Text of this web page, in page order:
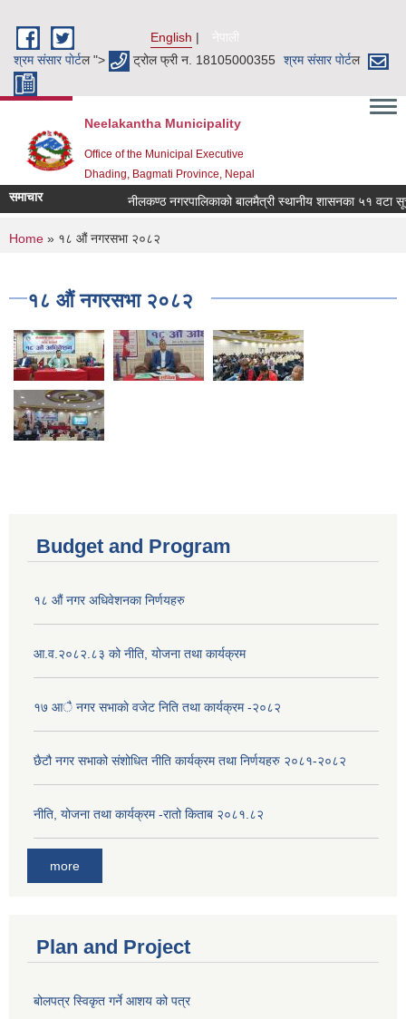
English
नेपाली
श्रम संसार पाेर्टल "> ट्रोल फ्री न. 18105000355 श्रम संसार पाेर्टल
Neelakantha Municipality
Office of the Municipal Executive
Dhading, Bagmati Province, Nepal
समाचार नीलकण्ठ नगरपालिकाको बालमैत्री स्थानीय शासनका ५१ वटा
You are here
Home » १८ औं नगरसभा २०८२
१८ औं नगरसभा २०८२
Budget and Program
१८ औं नगर अधिवेशनका निर्णयहरु
आ.व.२०८२.८३ को नीति, योजना तथा कार्यक्रम
१७ आै नगर सभाकाे वजेट निति तथा कार्यक्रम -२०८२
छैटौ नगर सभाको संशोधित नीति कार्यक्रम तथा निर्णयहरु २०८१-२०८२
नीति, योजना तथा कार्यक्रम -रातो किताब २०८१.८२
more
Plan and Project
बोलपत्र स्विकृत गर्ने आशय को पत्र